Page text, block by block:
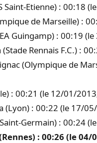
Saint-Etienne) : 00:18
de Marseille) :
Guingamp) : 00:19
Rennais F.C.) :
(Olympique de
: 00:21 (le 12/01/
(Lyon) : 00:22 (le 17/
Germain) : 00:24
: 00:26 (le